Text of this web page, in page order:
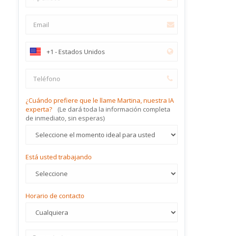
¿Cuándo prefiere que le llame Martina, nuestra IA
experta?
(Le dará toda la información completa
de inmediato, sin esperas)
Está usted trabajando
Horario de contacto